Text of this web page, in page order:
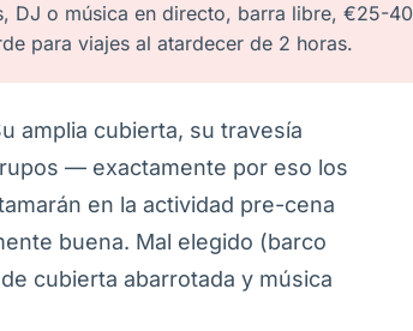
o música en directo, barra libre, €25-
para viajes al atardecer de 2 horas.
amplia cubierta, su travesía
— exactamente por eso los
en la actividad pre-cena
buena. Mal elegido (barco
cubierta abarrotada y música